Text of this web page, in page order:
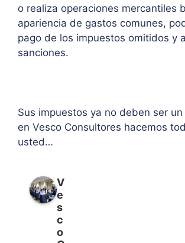
o realiza operaciones mercantiles
apariencia de gastos comunes,
pago de los impuestos omitidos y
sanciones.
Sus impuestos ya no deben ser
en Vesco Consultores hacemos
usted…
V
e
s
c
o